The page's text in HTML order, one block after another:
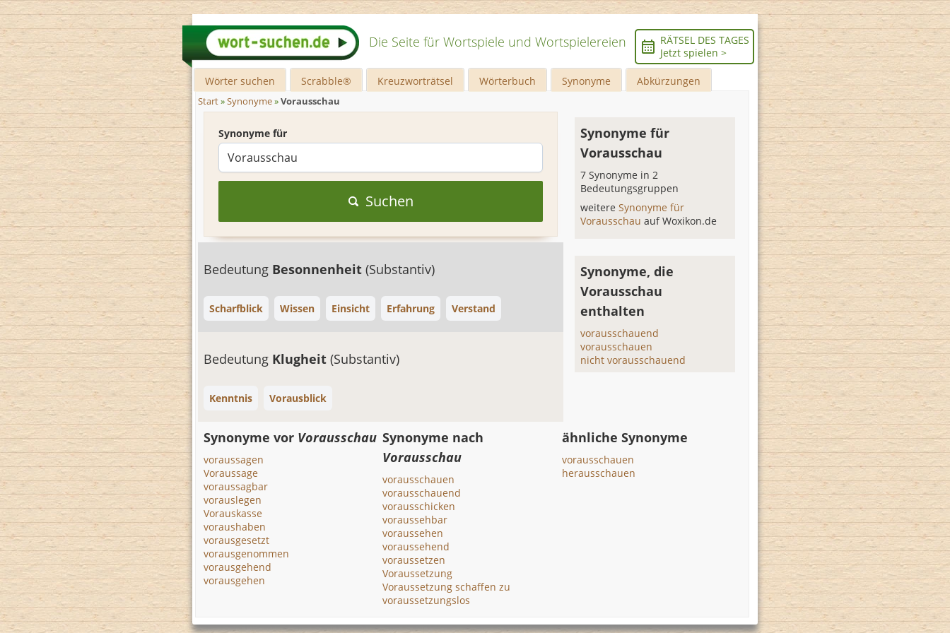
Die Seite für Wortspiele und Wortspielereien
RÄTSEL DES TAGES
Jetzt spielen >
Wörter suchen Scrabble® Kreuzworträtsel Wörterbuch Synonyme Abkürzungen
Start»Synonyme»Vorausschau
Synonyme für
Suchen
Bedeutung Besonnenheit (Substantiv)
Scharfblick Wissen Einsicht Erfahrung Verstand
Bedeutung Klugheit (Substantiv)
Kenntnis Vorausblick
Synonyme für
Vorausschau
7 Synonyme in 2
Bedeutungsgruppen
weitereSynonyme für
Vorausschauauf Woxikon.de
Synonyme, die
Vorausschau
enthalten
vorausschauend
vorausschauen
nicht vorausschauend
Synonyme vor Vorausschau
voraussagen
Voraussage
voraussagbar
vorauslegen
Vorauskasse
voraushaben
vorausgesetzt
vorausgenommen
vorausgehend
vorausgehen
Synonyme nach
Vorausschau
vorausschauen
vorausschauend
vorausschicken
voraussehbar
voraussehen
voraussehend
voraussetzen
Voraussetzung
Voraussetzung schaffen zu
voraussetzungslos
ähnliche Synonyme
vorausschauen
herausschauen